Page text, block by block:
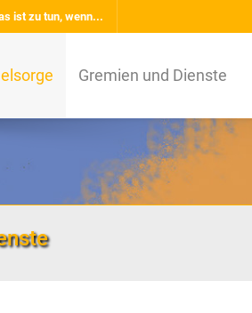
ist zu tun, wenn...
Gremien und Dienste